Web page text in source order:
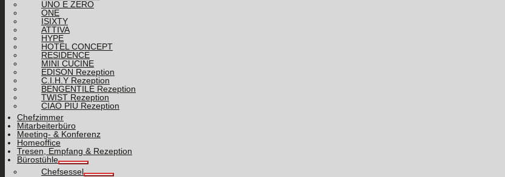
UNO E ZERO
ONE
ISIXTY
ATTIVA
HYPE
HOTEL CONCEPT
RESIDENCE
MINI CUCINE
EDISON Rezeption
C.I.H.Y Rezeption
BENGENTILE Rezeption
TWIST Rezeption
CIAO PIÙ Rezeption
Chefzimmer
Mitarbeiterbüro
Meeting- & Konferenz
Homeoffice
Tresen, Empfang & Rezeption
Bürostühle
Chefsessel